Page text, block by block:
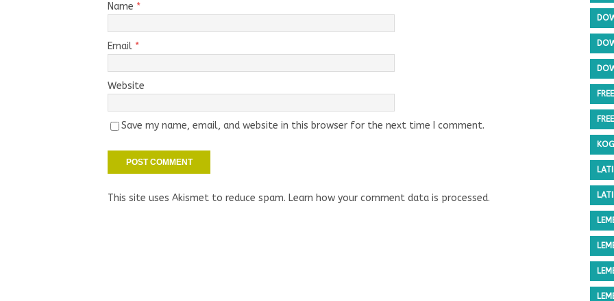
Name *
Email *
Website
Save my name, email, and website in this browser for the next time I comment.
This site uses Akismet to reduce spam. Learn how your comment data is processed.